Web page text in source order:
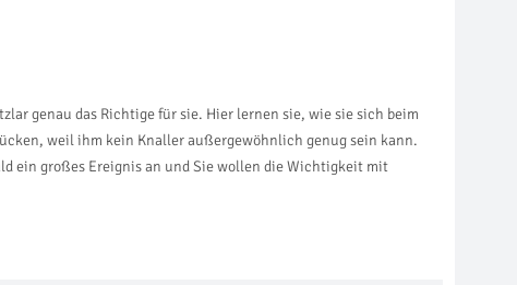
genau das Richtige für sie. Hier lernen sie, wie sie sich beim
weil ihm kein Knaller außergewöhnlich genug sein kann.
ein großes Ereignis an und Sie wollen die Wichtigkeit mit